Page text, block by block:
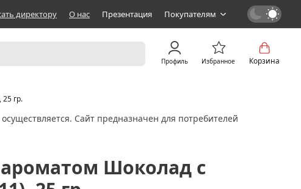
директору О нас Презентация Покупателям
Профиль Избранное Корзина
гр.
Сайт предназначен для потребителей
ароматом Шоколад с